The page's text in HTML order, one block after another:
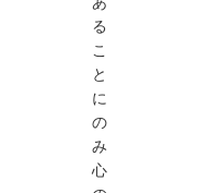
る
こ
と
に
の
み
心